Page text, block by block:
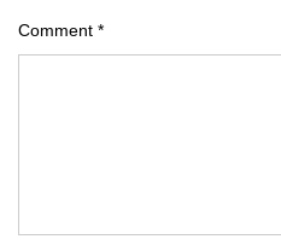
Comment *